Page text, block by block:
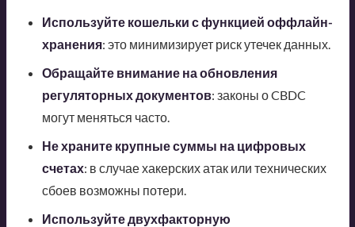
Используйте кошельки с функцией оффлайн-
хранения: это минимизирует риск утечек данных.
Обращайте внимание на обновления
регуляторных документов: законы о CBDC
могут меняться часто.
Не храните крупные суммы на цифровых
счетах: в случае хакерских атак или технических
сбоев возможны потери.
Используйте двухфакторную